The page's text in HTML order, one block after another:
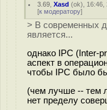
3.69 ,Xasd (ok), 16:46,
[к модератору]
> В современных
является...
однако IPC (Inter-
аспект в
чтобы IPC было
(чем лучше -- тем
нет пределу